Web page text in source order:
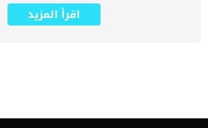
الممكن أن يكون السفر تجربة آمنة ومريحة لك
التخطيط للسفر مع حيوانك الأليف في رحلة
أثناء رحلتك الطويلة. كما يجب أن يكون القفص
اقرأ المزيد